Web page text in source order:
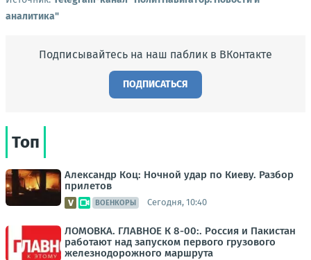
аналитика"
Подписывайтесь на наш паблик в ВКонтакте
ПОДПИСАТЬСЯ
Топ
Александр Коц: Ночной удар по Киеву. Разбор
прилетов
ВОЕНКОРЫ Сегодня, 10:40
ЛОМОВКА. ГЛАВНОЕ К 8-00:. Россия и Пакистан
работают над запуском первого грузового
железнодорожного маршрута